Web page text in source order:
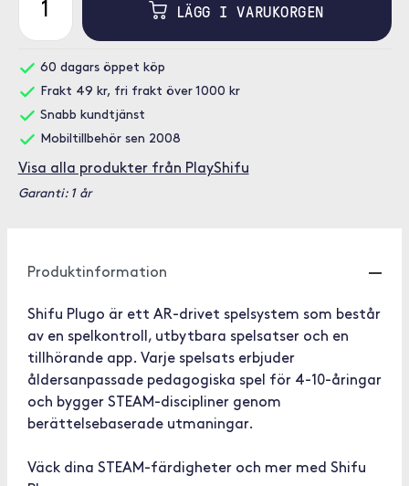
LÄGG I VARUKORGEN
60 dagars öppet köp
Frakt 49 kr, fri frakt över 1000 kr
Snabb kundtjänst
Mobiltillbehör sen 2008
Visa alla produkter från PlayShifu
Garanti: 1 år
Produktinformation
Shifu Plugo är ett AR-drivet spelsystem som består
av en spelkontroll, utbytbara spelsatser och en
tillhörande app. Varje spelsats erbjuder
åldersanpassade pedagogiska spel för 4-10-åringar
och bygger STEAM-discipliner genom
berättelsebaserade utmaningar.
Väck dina STEAM-färdigheter och mer med Shifu